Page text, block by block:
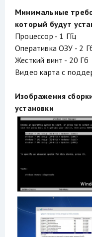
Минимальные
который будут
Процессор - 1 ГГц
Оперативка ОЗУ - 2
Жесткий винт - 20 Гб
Видео карта с
Изображения
установки